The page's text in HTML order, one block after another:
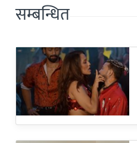
सम्बन्धित